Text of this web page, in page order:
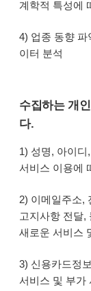
계학적 특성에
4) 업종 동향
이터 분석
수집하는 개
다.
1) 성명, 아이디
서비스 이용에
2) 이메일주소,
고지사항 전달,
새로운 서비스
3) 신용카드정
서비스 및 부가